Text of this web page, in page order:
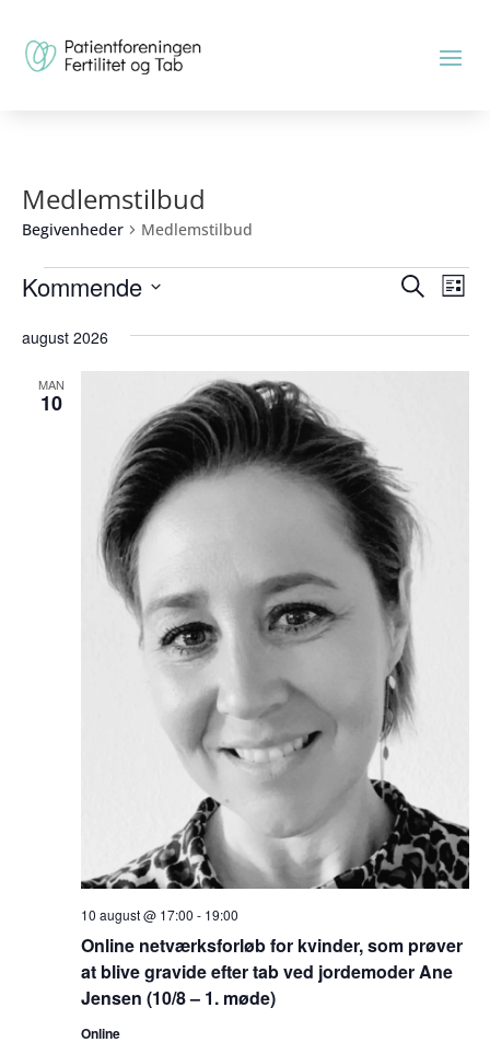
Medlemstilbud
Begivenheder Medlemstilbud
og
Søg
Liste
Kommende
dato.
august 2026
MAN
10
Online netværksforløb for kvinder, som prøver
at blive gravide efter tab ved jordemoder Ane
Jensen (10/8 – 1. møde)
10 august @ 17:00 - 19:00
Online